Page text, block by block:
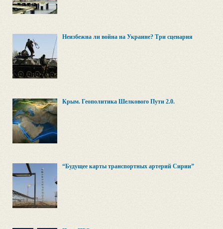
Неизбежна ли война на Украине? Три сценария
Крым. Геополитика Шелкового Пути 2.0.
“Будущее карты транспортных артерий Сирии”